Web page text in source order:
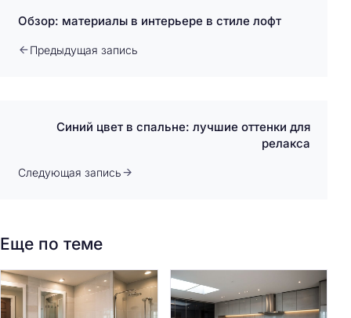
Обзор: материалы в интерьере в стиле лофт
Предыдущая запись
Синий цвет в спальне: лучшие оттенки для
релакса
Следующая запись
Еще по теме